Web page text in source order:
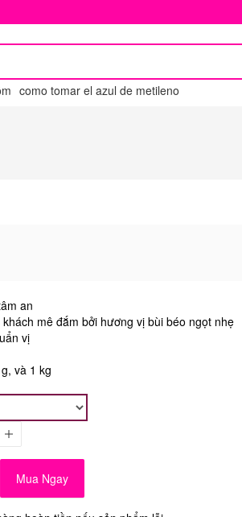
como tomar el azul de metileno
an
mê đắm bởi hương vị bùi béo ngọt nhẹ
vị
và 1 kg
Mua Ngay